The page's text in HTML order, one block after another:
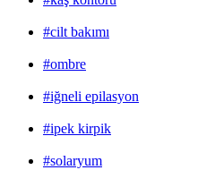
#cilt bakımı
#ombre
#iğneli epilasyon
#ipek kirpik
#solaryum